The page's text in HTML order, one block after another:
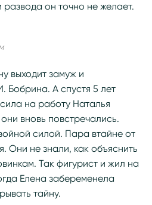
развода он точно не желает.
выходит замуж и
Бобрина. А спустя 5 лет
на работу Наталья
вновь повстречались.
силой. Пара втайне от
Они не знали, как объяснить
Так фигурист и жил на
Елена забеременела
тайну.